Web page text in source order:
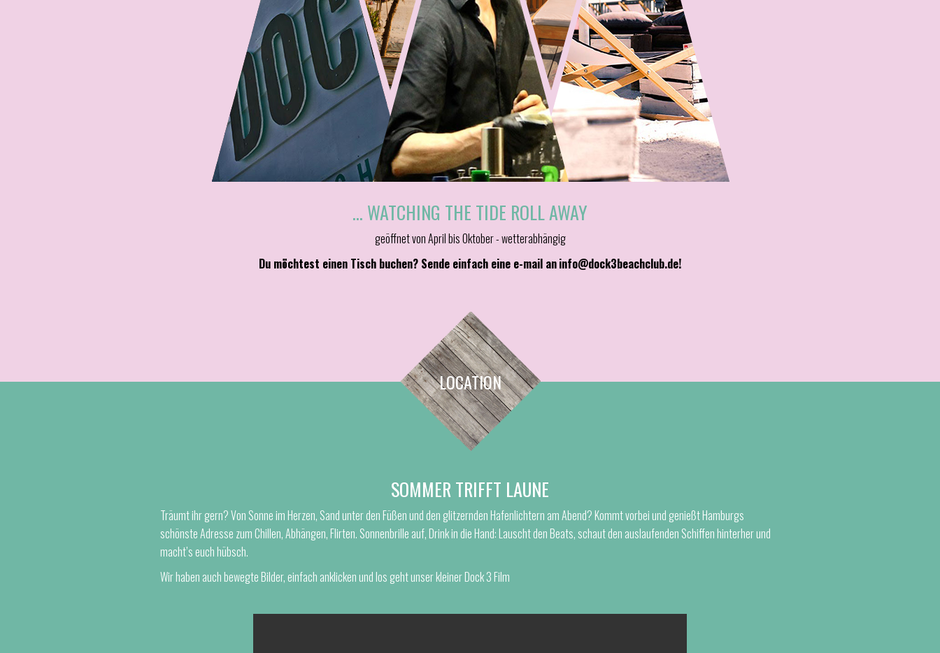
... WATCHING THE TIDE ROLL AWAY
geöffnet von April bis Oktober - wetterabhängig
Du möchtest einen Tisch buchen? Sende einfach eine e-mail aninfo@dock3beachclub.de!
LOCATION
SOMMER TRIFFT LAUNE
Träumt ihr gern? Von Sonne im Herzen, Sand unter den Füßen und den glitzernden Hafenlichtern am Abend? Kommt vorbei und genießt Hamburgs
schönste Adresse zum Chillen, Abhängen, Flirten. Sonnenbrille auf, Drink in die Hand: Lauscht den Beats, schaut den auslaufenden Schiffen hinterher und
macht’s euch hübsch.
Wir haben auch bewegte Bilder, einfach anklicken und los geht unser kleiner Dock 3 Film